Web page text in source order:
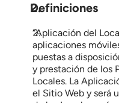
Demo
Comenzar
ES
EN
Definiciones
“Aplicación del
aplicaciones
puestas a
y prestación de los
Locales. La
el Sitio Web y será